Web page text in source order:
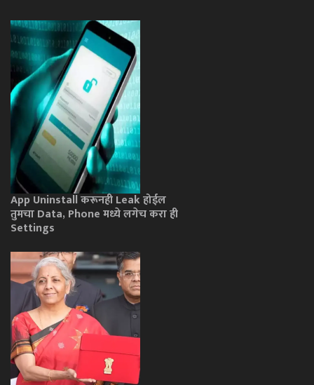
App Uninstall करूनही Leak होईल
तुमचा Data, Phone मध्ये लगेच करा ही
Settings